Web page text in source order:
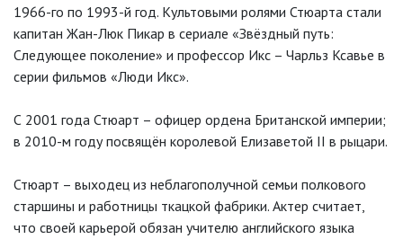
1966-го по 1993-й год. Культовыми ролями Стюарта стали
капитан Жан-Люк Пикар в сериале «Звёздный путь:
Следующее поколение» и профессор Икс – Чарльз Ксавье в
серии фильмов «Люди Икс».
С 2001 года Стюарт – офицер ордена Британской империи;
в 2010-м году посвящён королевой Елизаветой II в рыцари.
Стюарт – выходец из неблагополучной семьи полкового
старшины и работницы ткацкой фабрики. Актер считает,
что своей карьерой обязан учителю английского языка